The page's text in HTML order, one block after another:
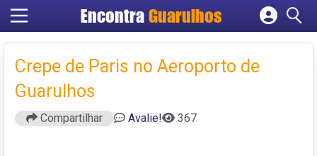
Encontra Guarulhos
Cadastrar empresa
Criar conta
Crepe de Paris no Aeroporto de
Guarulhos
Compartilhar Avalie! 367